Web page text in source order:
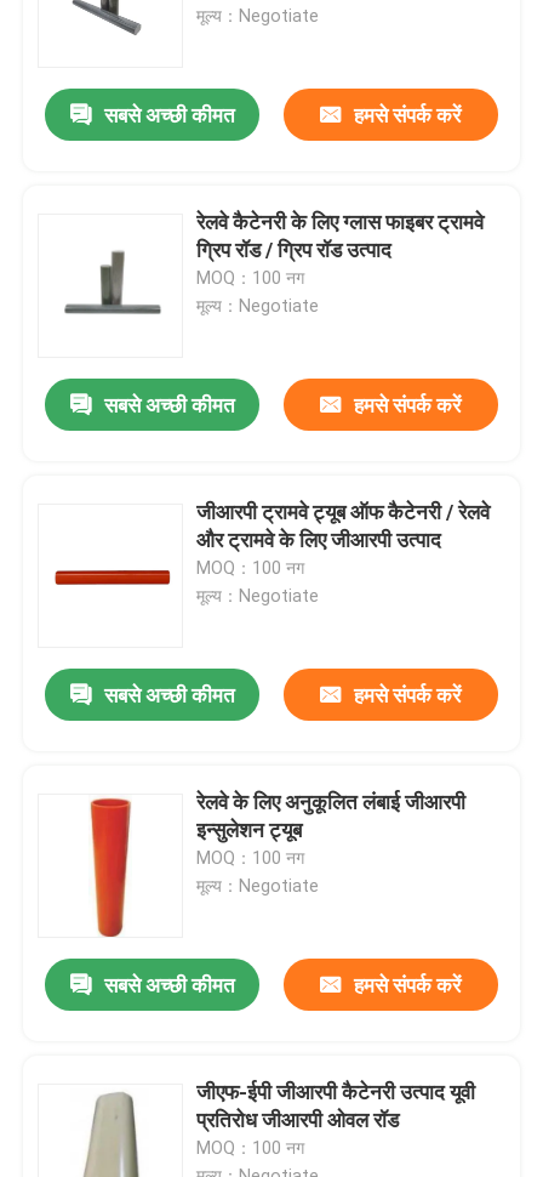
हमारे बारे में
गुणवत्ता नियंत्रण
हमसे संपर्क करें
समाचार
एक उद्धरण का अनुरोध करें
रेलवे इन्सुलेटर
मूल्य：Negotiate
सबसे अच्छी कीमत हमसे संपर्क करें
रेलवे कैटेनरी के लिए ग्लास फाइबर ट्रामवे
ग्रिप रॉड / ग्रिप रॉड उत्पाद
MOQ：100 नग
मूल्य：Negotiate
सबसे अच्छी कीमत हमसे संपर्क करें
जीआरपी ट्रामवे ट्यूब ऑफ कैटेनरी / रेलवे
और ट्रामवे के लिए जीआरपी उत्पाद
MOQ：100 नग
मूल्य：Negotiate
सबसे अच्छी कीमत हमसे संपर्क करें
रेलवे के लिए अनुकूलित लंबाई जीआरपी
इन्सुलेशन ट्यूब
MOQ：100 नग
मूल्य：Negotiate
सबसे अच्छी कीमत हमसे संपर्क करें
जीएफ-ईपी जीआरपी कैटेनरी उत्पाद यूवी
प्रतिरोध जीआरपी ओवल रॉड
MOQ：100 नग